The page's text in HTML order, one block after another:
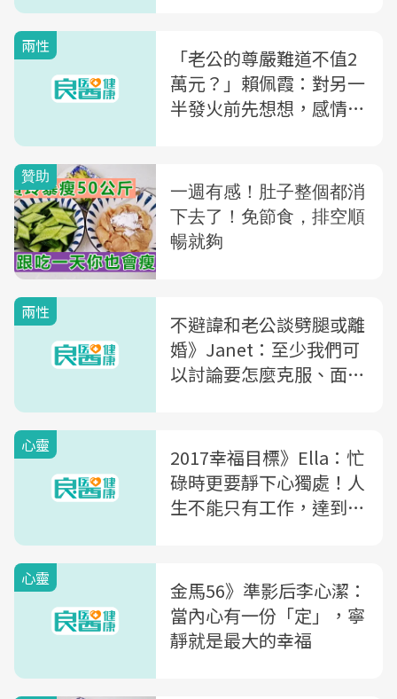
兩性
「老公的尊嚴難道不值2
萬元？」賴佩霞：對另一
半發火前先想想，感情比
兩性
不避諱和老公談劈腿或離
婚》Janet：至少我們可
以討論要怎麼克服、面對
心靈
2017幸福目標》Ella：忙
碌時更要靜下心獨處！人
生不能只有工作，達到和
心靈
金馬56》準影后李心潔：
當內心有一份「定」，寧
靜就是最大的幸福